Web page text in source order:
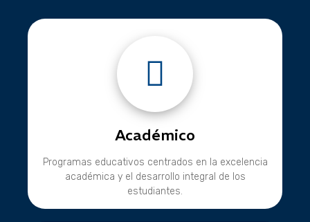
Académico
Programas educativos centrados en la excelencia
académica y el desarrollo integral de los
estudiantes.